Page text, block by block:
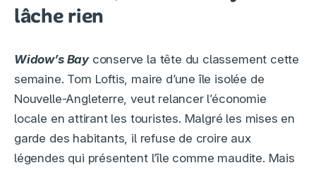
lâche rien
Widow’s Bayconserve la tête du classement cette
semaine. Tom Loftis, maire d’une île isolée de
Nouvelle-Angleterre, veut relancer l’économie
locale en attirant les touristes. Malgré les mises en
garde des habitants, il refuse de croire aux
légendes qui présentent l’île comme maudite. Mais